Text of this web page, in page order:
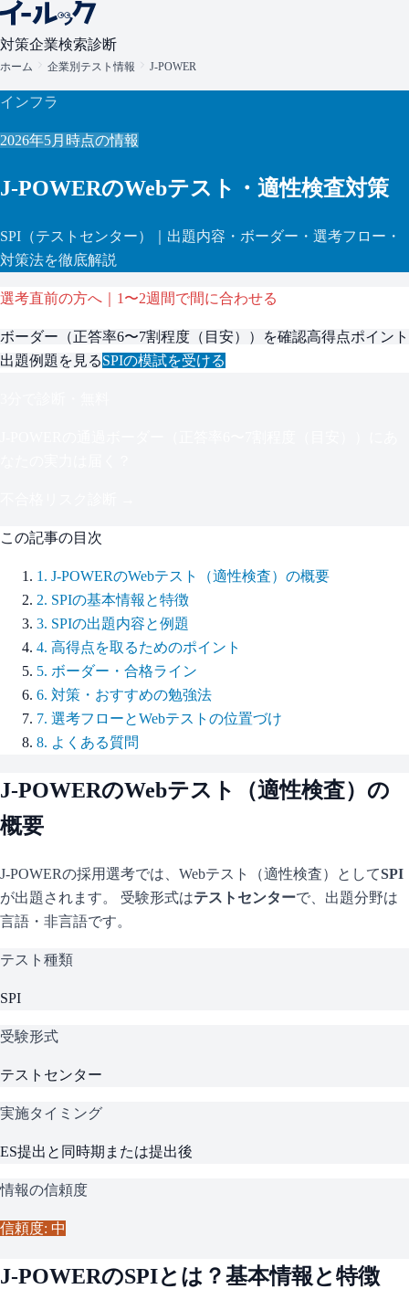
対策企業検索診断
ホーム 企業別テスト情報 J-POWER
インフラ
2026年5月 時点の情報
J-POWERのWebテスト・適性検査対策
SPI （テストセンター）
｜出題内容・ボーダー・選考フロー・
対策法を徹底解説
選考直前の方へ｜1〜2週間で間に合わせる
ボーダー（正答率6〜7割程度（目安） ）を確認高得点ポイント
出題例題を見るSPIの模試を受ける
この記事の目次
1 . J-POWERのWebテスト（適性検査）の概要
2. SPIの基本情報と特徴
3. SPIの出題内容と例題
4. 高得点を取るためのポイント
5. ボーダー・合格ライン
6. 対策・おすすめの勉強法
7. 選考フローとWebテストの位置づけ
8. よくある質問
J-POWERのWebテスト（適性検査）の
概要
J-POWERの採用選考では、Webテスト（適性検査）としてSPI
が出題されます。 受験形式はテストセンターで、 出題分野は
言語・非言語です。
テスト種類
SPI
受験形式
テストセンター
実施タイミング
ES提出と同時期または提出後
情報の信頼度
信頼度: 中
J-POWERのSPIとは？基本情報と特徴